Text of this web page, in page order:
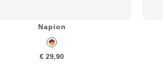
Napion
€ 29,90